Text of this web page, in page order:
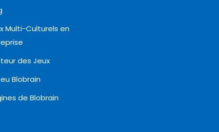
Multi-Culturels en
des Jeux
Blobrain
de Blobrain